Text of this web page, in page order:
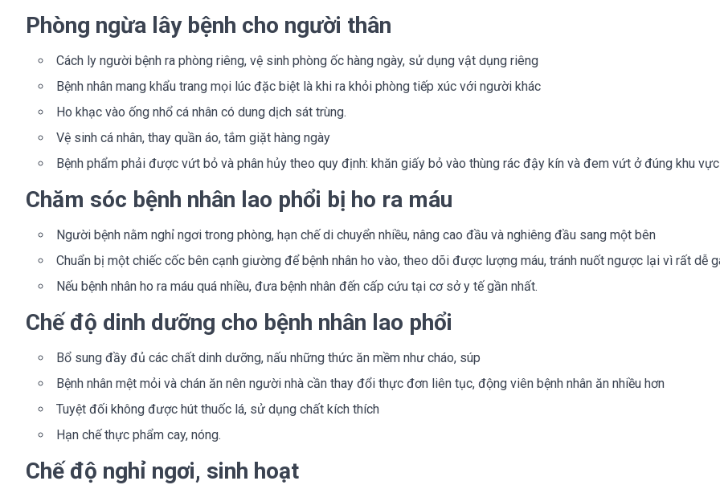
Phòng ngừa lây bệnh cho người thân
Cách ly người bệnh ra phòng riêng, vệ sinh phòng ốc hàng ngày, sử dụng vật dụng riêng
Bệnh nhân mang khẩu trang mọi lúc đặc biệt là khi ra khỏi phòng tiếp xúc với người khác
Ho khạc vào ống nhổ cá nhân có dung dịch sát trùng.
Vệ sinh cá nhân, thay quần áo, tắm giặt hàng ngày
Bệnh phẩm phải được vứt bỏ và phân hủy theo quy định: khăn giấy bỏ vào thùng rác đậy kín và đem vứt ở đúng khu vực
Chăm sóc bệnh nhân lao phổi bị ho ra máu
Người bệnh nằm nghỉ ngơi trong phòng, hạn chế di chuyển nhiều, nâng cao đầu và nghiêng đầu sang một bên
Chuẩn bị một chiếc cốc bên cạnh giường để bệnh nhân ho vào, theo dõi được lượng máu, tránh nuốt ngược lại vì rất dễ
Nếu bệnh nhân ho ra máu quá nhiều, đưa bệnh nhân đến cấp cứu tại cơ sở y tế gần nhất.
Chế độ dinh dưỡng cho bệnh nhân lao phổi
Bổ sung đầy đủ các chất dinh dưỡng, nấu những thức ăn mềm như cháo, súp
Bệnh nhân mệt mỏi và chán ăn nên người nhà cần thay đổi thực đơn liên tục, động viên bệnh nhân ăn nhiều hơn
Tuyệt đối không được hút thuốc lá, sử dụng chất kích thích
Hạn chế thực phẩm cay, nóng.
Chế độ nghỉ ngơi, sinh hoạt